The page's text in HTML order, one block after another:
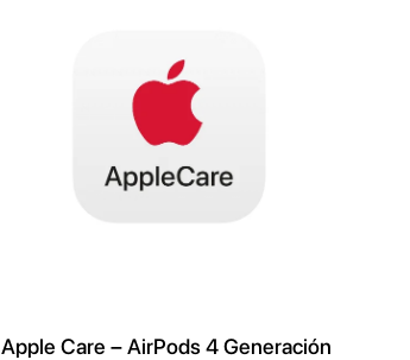
Apple Care – AirPods 4 Generación